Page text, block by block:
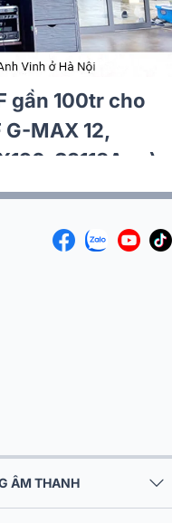
gần 100tr cho
G-MAX 12,
S3118A,…)
ÂM THANH